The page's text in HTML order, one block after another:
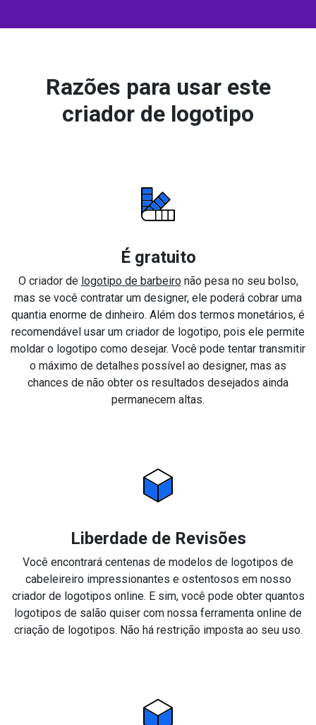
Razões para usar este
criador de logotipo
É gratuito
O criador de logotipo de barbeironão pesa no seu bolso,
mas se você contratar um designer, ele poderá cobrar uma
quantia enorme de dinheiro. Além dos termos monetários, é
recomendável usar um criador de logotipo, pois ele permite
moldar o logotipo como desejar. Você pode tentar transmitir
o máximo de detalhes possível ao designer, mas as
chances de não obter os resultados desejados ainda
permanecem altas.
Liberdade de Revisões
Você encontrará centenas de modelos de logotipos de
cabeleireiro impressionantes e ostentosos em nosso
criador de logotipos online. E sim, você pode obter quantos
logotipos de salão quiser com nossa ferramenta online de
criação de logotipos. Não há restrição imposta ao seu uso.